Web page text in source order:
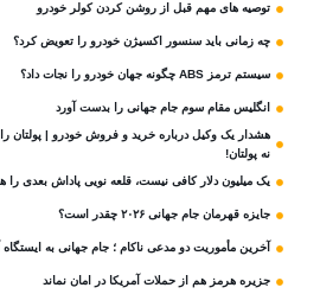
توصیه های مهم قبل از روشن کردن کولر خودرو
چه زمانی باید سنسور اکسیژن خودرو را تعویض کرد؟
سیستم ترمز ABS چگونه جهان خودرو را نجات داد؟
انگلیس مقام سوم جام‌ جهانی را بدست آورد
هشدار یک وکیل درباره خرید و فروش خودرو | پولتان را
نه پولتان!
یک میلیون دلار کافی نیست، قلعه‌ نویی پاداش بعدی را
جایزه قهرمان جام جهانی ۲۰۲۶ چقدر است؟
آخرین مأموریت دو مدعی ناکام ؛ جام جهانی به
جزیره هرمز هم از حملات آمریکا در امان نماند